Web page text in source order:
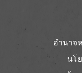
อำนาจ
นโ